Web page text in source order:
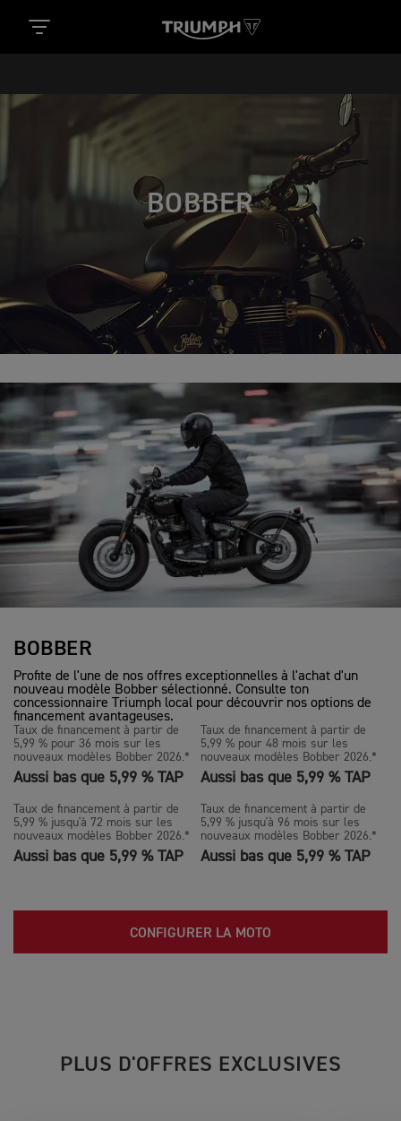
BOBBER
BOBBER
Profite de l'une de nos offres exceptionnelles à l'achat d'un
nouveau modèle Bobber sélectionné. Consulte ton
concessionnaire Triumph local pour découvrir nos options de
financement avantageuses.
Taux de financement à partir de
5,99 % pour 36 mois sur les
nouveaux modèles Bobber 2026.*
Aussi bas que 5,99 % TAP
Taux de financement à partir de
5,99 % pour 48 mois sur les
nouveaux modèles Bobber 2026.*
Aussi bas que 5,99 % TAP
Taux de financement à partir de
5,99 % jusqu'à 72 mois sur les
nouveaux modèles Bobber 2026.*
Aussi bas que 5,99 % TAP
Taux de financement à partir de
5,99 % jusqu'à 96 mois sur les
nouveaux modèles Bobber 2026.*
Aussi bas que 5,99 % TAP
CONFIGURER LA MOTO
PLUS D'OFFRES EXCLUSIVES